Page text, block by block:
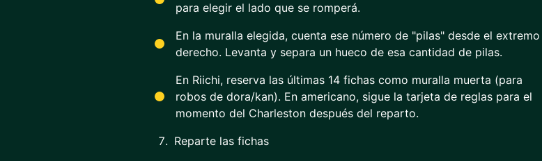
para elegir el lado que se romperá.
En la muralla elegida, cuenta ese número de "pilas" desde el extremo
derecho. Levanta y separa un hueco de esa cantidad de pilas.
En Riichi, reserva las últimas 14 fichas como muralla muerta (para
robos de dora/kan). En americano, sigue la tarjeta de reglas para el
momento del Charleston después del reparto.
Reparte las fichas